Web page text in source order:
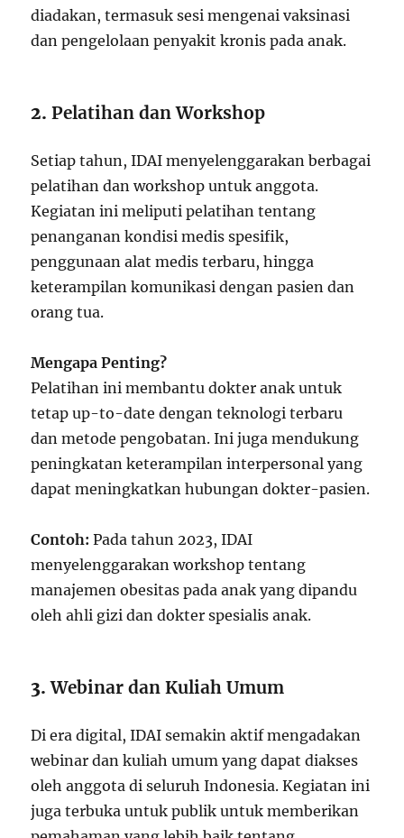
diadakan, termasuk sesi mengenai vaksinasi
dan pengelolaan penyakit kronis pada anak.
2.Pelatihan dan Workshop
Setiap tahun, IDAI menyelenggarakan berbagai
pelatihan dan workshop untuk anggota.
Kegiatan ini meliputi pelatihan tentang
penanganan kondisi medis spesifik,
penggunaan alat medis terbaru, hingga
keterampilan komunikasi dengan pasien dan
orang tua.
Mengapa Penting?
Pelatihan ini membantu dokter anak untuk
tetap up-to-date dengan teknologi terbaru
dan metode pengobatan. Ini juga mendukung
peningkatan keterampilan interpersonal yang
dapat meningkatkan hubungan dokter-pasien.
Contoh: Pada tahun 2023, IDAI
menyelenggarakan workshop tentang
manajemen obesitas pada anak yang dipandu
oleh ahli gizi dan dokter spesialis anak.
3.Webinar dan Kuliah Umum
Di era digital, IDAI semakin aktif mengadakan
webinar dan kuliah umum yang dapat diakses
oleh anggota di seluruh Indonesia. Kegiatan ini
juga terbuka untuk publik untuk memberikan